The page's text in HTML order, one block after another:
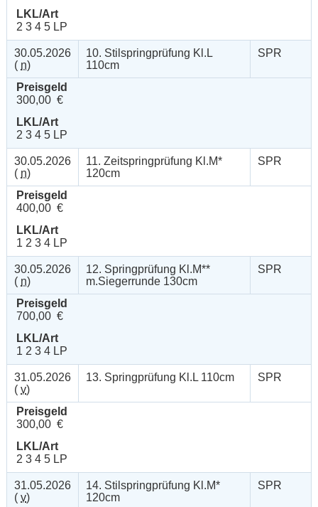
LKL/Art
2 3 4 5 LP
30.05.2026
( n)
10. Stilspringprüfung Kl.L
110cm
SPR
Preisgeld
300,00 €
LKL/Art
2 3 4 5 LP
30.05.2026
( n)
11. Zeitspringprüfung Kl.M*
120cm
SPR
Preisgeld
400,00 €
LKL/Art
1 2 3 4 LP
30.05.2026
( n)
12. Springprüfung Kl.M**
m.Siegerrunde 130cm
SPR
Preisgeld
700,00 €
LKL/Art
1 2 3 4 LP
31.05.2026
( v)
13. Springprüfung Kl.L 110cm SPR
Preisgeld
300,00 €
LKL/Art
2 3 4 5 LP
31.05.2026
( v)
14. Stilspringprüfung Kl.M*
120cm
SPR